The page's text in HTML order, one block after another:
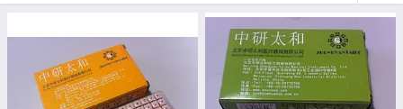
пацієнта. Зазвичай кульки залишають на шкірі на термін від
Методику цуботерапії можна поєднувати з
магніторефлексотерапіею (застосовуючи намагнічені кульки)
або чергувати з іншими методами, такими як масаж ,
рефлексотерапія або аурикулотерапия.